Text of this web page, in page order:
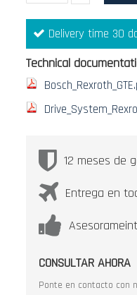
Delivery time 30
Technical
12 meses de
Entrega en
CONSULTAR AHORA
Ponte en contacto con